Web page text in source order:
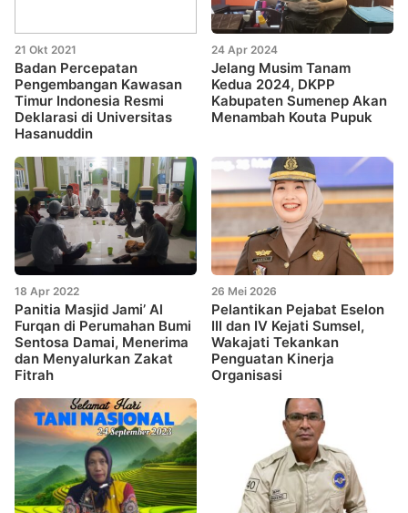
21 Okt 2021
Badan Percepatan
Pengembangan Kawasan
Timur Indonesia Resmi
Deklarasi di Universitas
Hasanuddin
24 Apr 2024
Jelang Musim Tanam
Kedua 2024, DKPP
Kabupaten Sumenep Akan
Menambah Kouta Pupuk
18 Apr 2022
Panitia Masjid Jami’ Al
Furqan di Perumahan Bumi
Sentosa Damai, Menerima
dan Menyalurkan Zakat
Fitrah
26 Mei 2026
Pelantikan Pejabat Eselon
III dan IV Kejati Sumsel,
Wakajati Tekankan
Penguatan Kinerja
Organisasi